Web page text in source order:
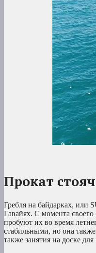
Прокат
Гребля на байдарках, или
Гавайях. С момента
пробуют их во время
стабильными, но она также
также занятия на доске